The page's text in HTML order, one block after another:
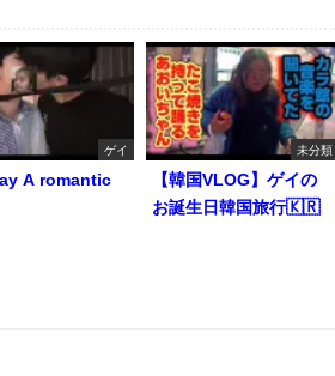
ゲイ
A romantic
未分類
【韓国VLOG】ゲイの
お誕生日韓国旅行🇰🇷